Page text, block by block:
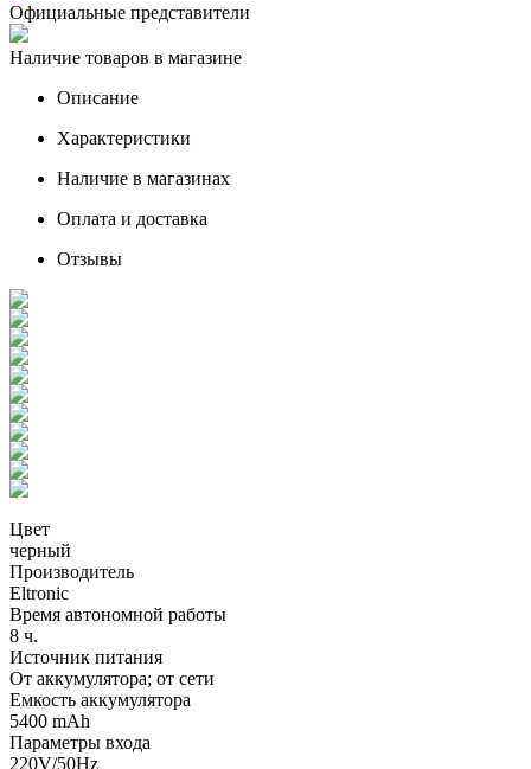
Официальные представители
Наличие товаров в магазине
Описание
Характеристики
Наличие в магазинах
Оплата и доставка
Отзывы
Цвет
черный
Производитель
Eltronic
Время автономной работы
8 ч.
Источник питания
От аккумулятора; от сети
Емкость аккумулятора
5400 mAh
Параметры входа
220V/50Hz